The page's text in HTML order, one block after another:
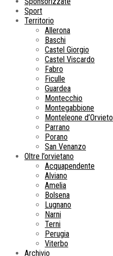
Sport
Territorio
Allerona
Baschi
Castel Giorgio
Castel Viscardo
Fabro
Ficulle
Guardea
Montecchio
Montegabbione
Monteleone d’Orvieto
Parrano
Porano
San Venanzo
Oltre l’orvietano
Acquapendente
Alviano
Amelia
Bolsena
Lugnano
Narni
Terni
Perugia
Viterbo
Archivio